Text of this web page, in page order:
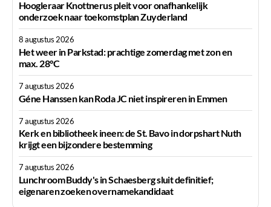
Hoogleraar Knottnerus pleit voor onafhankelijk
onderzoek naar toekomstplan Zuyderland
8 augustus 2026
Het weer in Parkstad: prachtige zomerdag met zon en
max. 28°C
7 augustus 2026
Géne Hanssen kan Roda JC niet inspireren in Emmen
7 augustus 2026
Kerk en bibliotheek ineen: de St. Bavo in dorpshart Nuth
krijgt een bijzondere bestemming
7 augustus 2026
Lunchroom Buddy's in Schaesberg sluit definitief;
eigenaren zoeken overnamekandidaat